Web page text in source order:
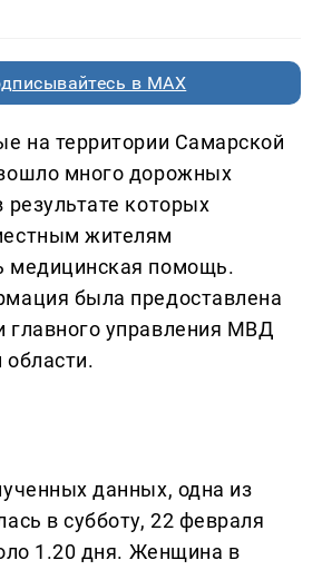
в MAX
на территории Самарской
много дорожных
результате которых
жителям
медицинская помощь.
была предоставлена
главного управления МВД
данных, одна из
в субботу, 22 февраля
1.20 дня. Женщина в